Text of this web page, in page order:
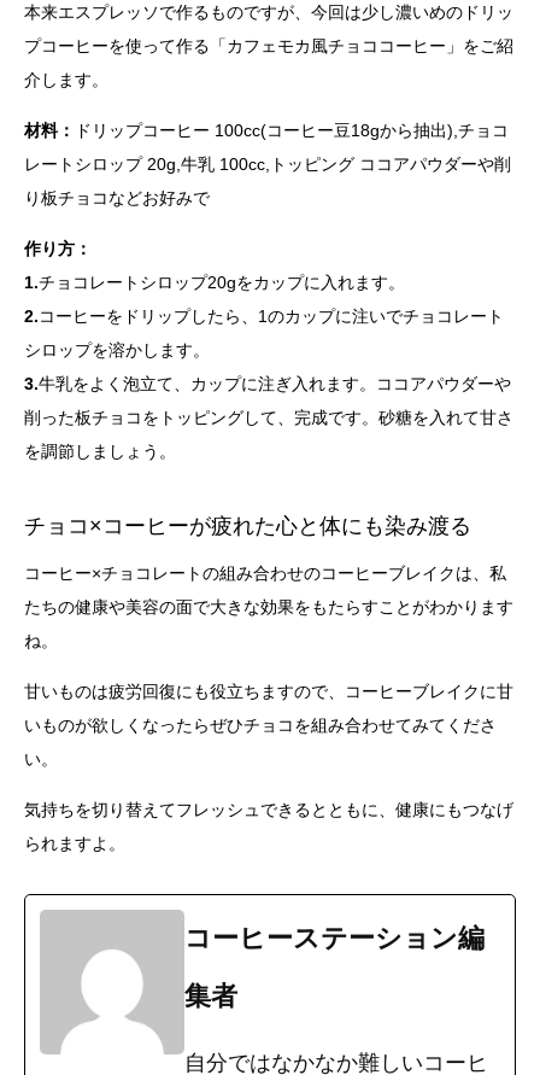
本来エスプレッソで作るものですが、今回は少し濃いめのドリッ
プコーヒーを使って作る「カフェモカ風チョココーヒー」をご紹
介します。
材料：
ドリップコーヒー 100cc(コーヒー豆18gから抽出),チョコ
レートシロップ 20g,牛乳 100cc,トッピング ココアパウダーや削
り板チョコなどお好みで
作り方：
1.チョコレートシロップ20gをカップに入れます。
2.コーヒーをドリップしたら、1のカップに注いでチョコレート
シロップを溶かします。
3.牛乳をよく泡立て、カップに注ぎ入れます。ココアパウダーや
削った板チョコをトッピングして、完成です。砂糖を入れて甘さ
を調節しましょう。
チョコ×コーヒーが疲れた心と体にも染み渡る
コーヒー×チョコレートの組み合わせのコーヒーブレイクは、私
たちの健康や美容の面で大きな効果をもたらすことがわかります
ね。
甘いものは疲労回復にも役立ちますので、コーヒーブレイクに甘
いものが欲しくなったらぜひチョコを組み合わせてみてくださ
い。
気持ちを切り替えてフレッシュできるとともに、健康にもつなげ
られますよ。
コーヒーステーション編
集者
自分ではなかなか難しいコーヒ